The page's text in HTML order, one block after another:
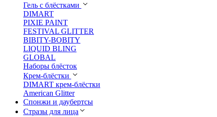
Гель с блёстками
DIMART
PIXIE PAINT
FESTIVAL GLITTER
BIBITY-BOBITY
LIQUID BLING
GLOBAL
Наборы блёсток
Крем-блёстки
DIMART крем-блёстки
American Glitter
Спонжи и даубертсы
Стразы для лица